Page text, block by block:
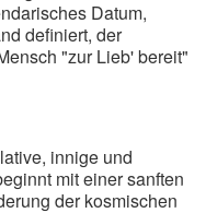
Datum,
definiert, der
"zur Lieb' bereit"
innige und
mit einer sanften
der kosmischen